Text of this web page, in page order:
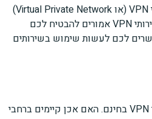
אל תוך עולם התוכן הזה נכנסים פתרונות מיוחדים אשר נקראים שירותי VPN. שירותי VPN (או Virtual Private Network)
הינם שירותים המאפשרים יצירת תווך מאובטח, מוצפן ופרטי על גבי רשת ציבורית. שירותי VPN אמורים להבטיח לכם
לכם לעשות שימוש בשירותים
רבים מן הגולשים שמעוניינים לצרוך שירותי VPN, מעוניינים לעשות שימוש בשירותי VPN בחינם. האם אכן קיימים ברחבי